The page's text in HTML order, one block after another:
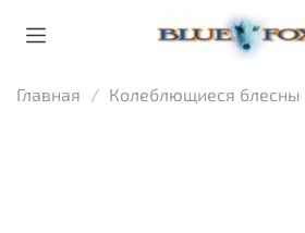
Главная Колеблющиеся блесны